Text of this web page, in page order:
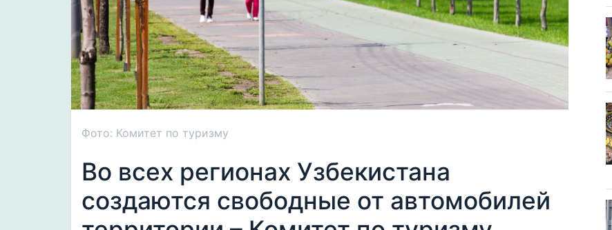
Фото: Комитет по туризму
Во всех регионах Узбекистана
создаются свободные от автомобилей